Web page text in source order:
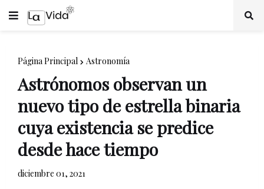
Página Principal Astronomía
Astrónomos observan un
nuevo tipo de estrella binaria
cuya existencia se predice
desde hace tiempo
diciembre 01, 2021